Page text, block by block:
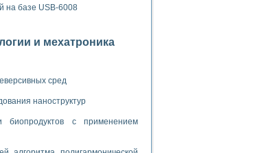
на базе USB-6008
и мехатроника
сред
наноструктур
биопродуктов с применением